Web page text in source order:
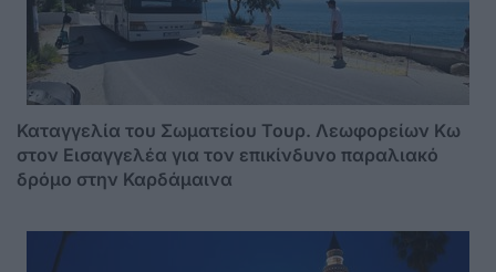
Καταγγελία του Σωματείου Τουρ. Λεωφορείων Κω
στον Εισαγγελέα για τον επικίνδυνο παραλιακό
δρόμο στην Καρδάμαινα